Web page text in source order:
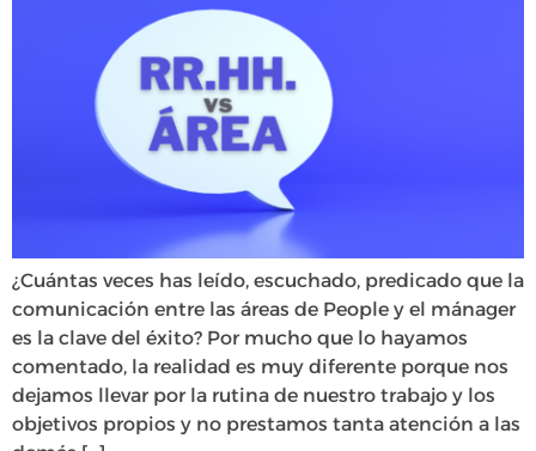
¿Cuántas veces has leído, escuchado, predicado que la
comunicación entre las áreas de People y el mánager
es la clave del éxito? Por mucho que lo hayamos
comentado, la realidad es muy diferente porque nos
dejamos llevar por la rutina de nuestro trabajo y los
objetivos propios y no prestamos tanta atención a las